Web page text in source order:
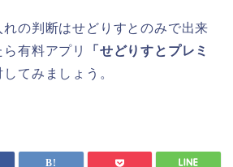
れの判断はせどりすとのみで出来
有料アプリ
「せどりすとプレミ
てみましょう。